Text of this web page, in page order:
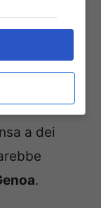
dal
novità
il
essere
a dei
.